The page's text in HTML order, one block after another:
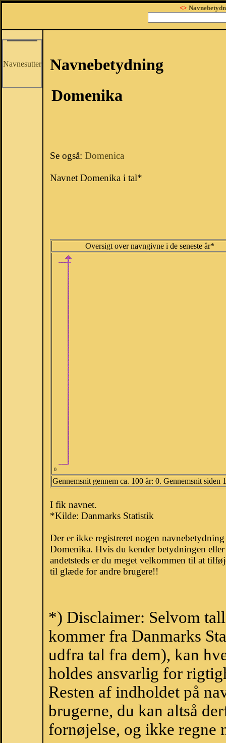
<>
Navnesutter
Navnebetydning
Domenika
Se også: Domenica
Navnet Domenika i tal*
Oversigt over navngivne i de seneste år*
0
Gennemsnit gennem ca. 100 år: 0. Gennemsnit siden
I fik navnet.
*Kilde: Danmarks Statistik
Der er ikke registreret nogen
Domenika. Hvis du kender betydningen
andetsteds er du meget velkommen til at
til glæde for andre brugere!!
*) Disclaimer: Selvom
kommer fra Danmarks
udfra tal fra dem), kan
holdes ansvarlig for
Resten af indholdet på
brugerne, du kan altså
fornøjelse, og ikke regne